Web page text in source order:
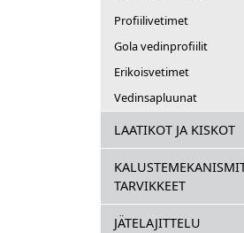
Profiilivetimet
Gola vedinprofiilit
Erikoisvetimet
Vedinsapluunat
LAATIKOT JA KISKOT
TARVIKKEET
JÄTELAJITTELU